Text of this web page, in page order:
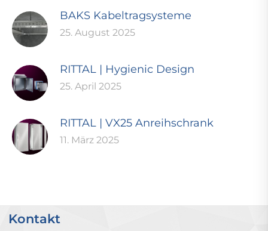
BAKS Kabeltragsysteme
25. August 2025
RITTAL | Hygienic Design
25. April 2025
RITTAL | VX25 Anreihschrank
11. März 2025
Kontakt